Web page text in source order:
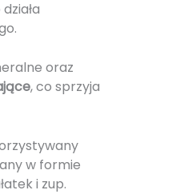
oraz
, co sprzyja
w formie
i zup.